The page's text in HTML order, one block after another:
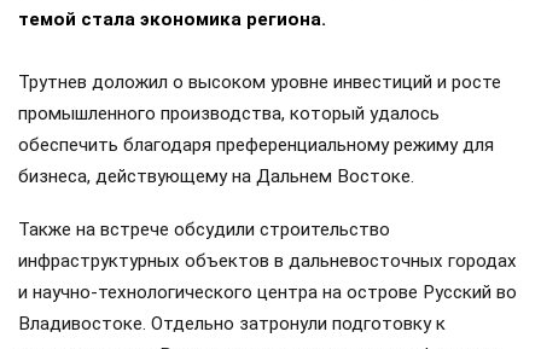
темой стала экономика региона.
Трутнев доложил о высоком уровне инвестиций и росте
промышленного производства, который удалось
обеспечить благодаря преференциальному режиму для
бизнеса, действующему на Дальнем Востоке.
Также на встрече обсудили строительство
инфраструктурных объектов в дальневосточных городах
и научно-технологического центра на острове Русский во
Владивостоке. Отдельно затронули подготовку к